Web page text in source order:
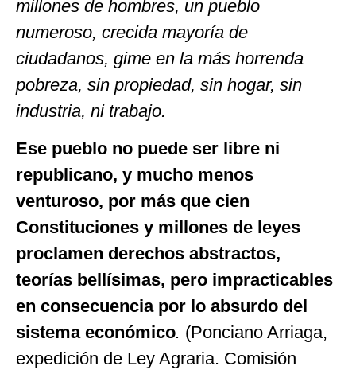
millones de hombres, un pueblo
numeroso, crecida mayoría de
ciudadanos, gime en la más horrenda
pobreza, sin propiedad, sin hogar, sin
industria, ni trabajo.
Ese pueblo no puede ser libre ni
republicano, y mucho menos
venturoso, por más que cien
Constituciones y millones de leyes
proclamen derechos abstractos,
teorías bellísimas, pero impracticables
en consecuencia por lo absurdo del
sistema económico. (Ponciano Arriaga,
expedición de Ley Agraria. Comisión